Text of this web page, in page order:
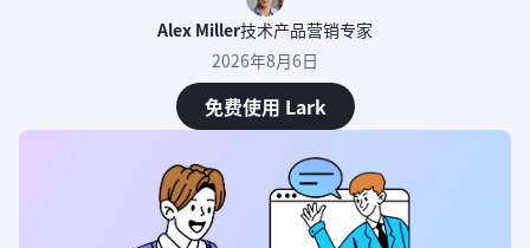
Alex Miller技术产品营销专家
2026年8月6日
免费使用 Lark